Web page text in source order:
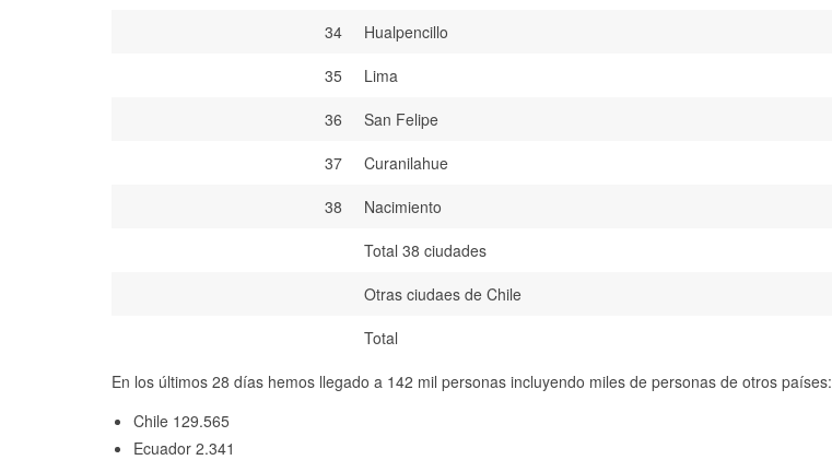
34
Hualpencillo
35
Lima
36
San Felipe
37
Curanilahue
38
Nacimiento
Total 38 ciudades
Otras ciudaes de Chile
Total
En los últimos 28 días hemos llegado a 142 mil personas incluyendo miles de personas de otros países:
Chile 129.565
Ecuador 2.341